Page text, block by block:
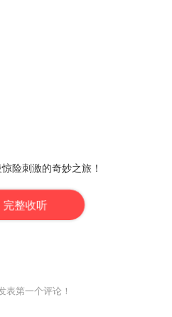
险刺激的奇妙之旅！
完整收听
表第一个评论！